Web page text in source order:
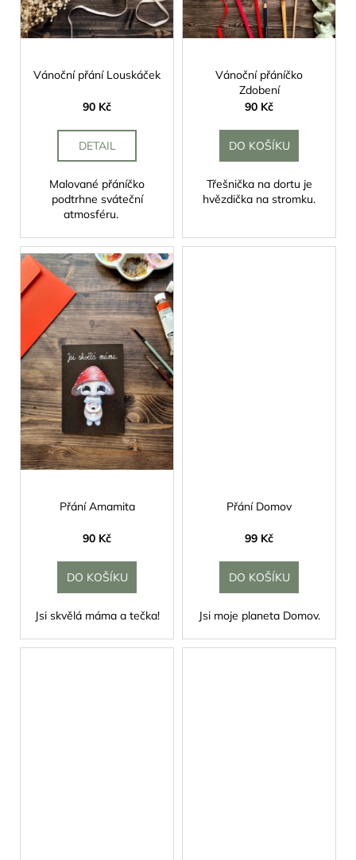
ů
u
k
Vánoční přání Louskáček
90 Kč
DETAIL
Malované přáníčko
podtrhne sváteční
atmosféru.
Vánoční přáníčko
Zdobení
90 Kč
DO KOŠÍKU
Třešnička na dortu je
hvězdička na stromku.
Přání Amamita
90 Kč
DO KOŠÍKU
Jsi skvělá máma a tečka!
Přání Domov
99 Kč
DO KOŠÍKU
Jsi moje planeta Domov.
a
j
HLEDAT
D
p
o
č
u
e
m
e